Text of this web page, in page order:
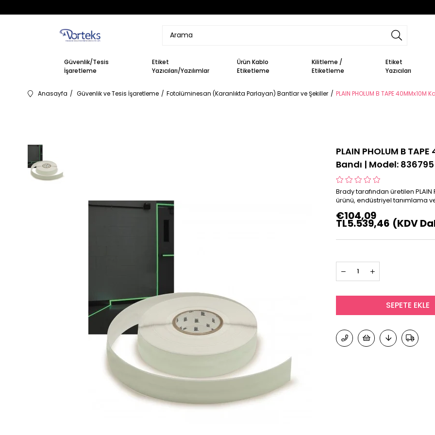
Güvenlik/Tesis
İşaretleme
Etiket
Yazıcıları/Yazılımlar
Ürün Kablo
Etiketleme
Kilitleme /
Etiketleme
Etiket
Yazıcıları
Anasayfa Güvenlik ve Tesis İşaretleme Fotolüminesan (Karanlıkta Parlayan) Bantlar ve Şekiller PLAIN PHOLUM B TAPE
PLAIN PHOLUM B
Bandı | Model:
Brady tarafından üretilen PLAIN
ürünü, endüstriyel tanımlama
€104,09
TL5.539,46 (KDV